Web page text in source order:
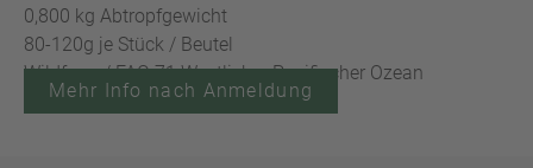
0,800 kg Abtropfgewicht
80-120g je Stück / Beutel
Wildfang / FAO 71 Westlicher Pazifischer Ozean
Mehr Info nach Anmeldung